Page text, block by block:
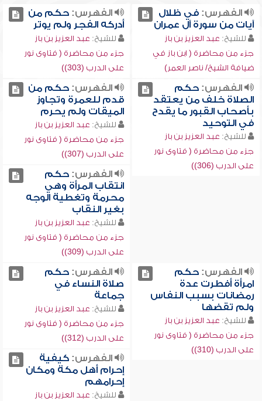
الفهرس:في ظلال
آيات من سورة آل عمران
للشيخ: عبد العزيز بن باز
جزء من محاضرة ( ابن باز في
ضيافة الشيخ/ ناصر العمر)
الفهرس:حكم من
أدركه الفجر ولم يوتر
للشيخ: عبد العزيز بن باز
جزء من محاضرة ( فتاوى نور
على الدرب (303))
الفهرس:حكم
الصلاة خلف من يعتقد
بأصحاب القبور ما يقدح
في التوحيد
للشيخ: عبد العزيز بن باز
جزء من محاضرة ( فتاوى نور
على الدرب (306))
الفهرس:حكم من
قدم للعمرة وتجاوز
الميقات ولم يحرم
للشيخ: عبد العزيز بن باز
جزء من محاضرة ( فتاوى نور
على الدرب (307))
الفهرس:حكم
انتقاب المرأة وهي
محرمة وتغطية الوجه
بغير النقاب
للشيخ: عبد العزيز بن باز
جزء من محاضرة ( فتاوى نور
على الدرب (309))
الفهرس:حكم
امرأة أفطرت عدة
رمضانات بسبب النفاس
ولم تقضها
للشيخ: عبد العزيز بن باز
جزء من محاضرة ( فتاوى نور
على الدرب (310))
الفهرس:حكم
صلاة النساء في
جماعة
للشيخ: عبد العزيز بن باز
جزء من محاضرة ( فتاوى نور
على الدرب (312))
الفهرس:كيفية
إحرام أهل مكة ومكان
إحرامهم
للشيخ: عبد العزيز بن باز